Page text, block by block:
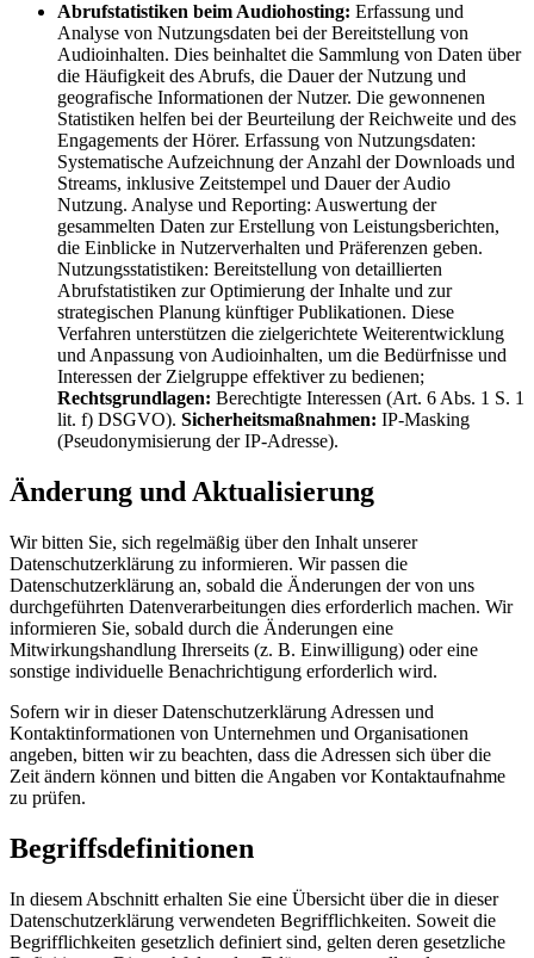
Abrufstatistiken beim Audiohosting: Erfassung und
Analyse von Nutzungsdaten bei der Bereitstellung von
Audioinhalten. Dies beinhaltet die Sammlung von Daten über
die Häufigkeit des Abrufs, die Dauer der Nutzung und
geografische Informationen der Nutzer. Die gewonnenen
Statistiken helfen bei der Beurteilung der Reichweite und des
Engagements der Hörer. Erfassung von Nutzungsdaten:
Systematische Aufzeichnung der Anzahl der Downloads und
Streams, inklusive Zeitstempel und Dauer der Audio
Nutzung. Analyse und Reporting: Auswertung der
gesammelten Daten zur Erstellung von Leistungsberichten,
die Einblicke in Nutzerverhalten und Präferenzen geben.
Nutzungsstatistiken: Bereitstellung von detaillierten
Abrufstatistiken zur Optimierung der Inhalte und zur
strategischen Planung künftiger Publikationen. Diese
Verfahren unterstützen die zielgerichtete Weiterentwicklung
und Anpassung von Audioinhalten, um die Bedürfnisse und
Interessen der Zielgruppe effektiver zu bedienen;
Rechtsgrundlagen: Berechtigte Interessen (Art. 6 Abs. 1 S. 1
lit. f) DSGVO). Sicherheitsmaßnahmen: IP-Masking
(Pseudonymisierung der IP-Adresse).
Änderung und Aktualisierung
Wir bitten Sie, sich regelmäßig über den Inhalt unserer
Datenschutzerklärung zu informieren. Wir passen die
Datenschutzerklärung an, sobald die Änderungen der von uns
durchgeführten Datenverarbeitungen dies erforderlich machen. Wir
informieren Sie, sobald durch die Änderungen eine
Mitwirkungshandlung Ihrerseits (z. B. Einwilligung) oder eine
sonstige individuelle Benachrichtigung erforderlich wird.
Sofern wir in dieser Datenschutzerklärung Adressen und
Kontaktinformationen von Unternehmen und Organisationen
angeben, bitten wir zu beachten, dass die Adressen sich über die
Zeit ändern können und bitten die Angaben vor Kontaktaufnahme
zu prüfen.
Begriffsdefinitionen
In diesem Abschnitt erhalten Sie eine Übersicht über die in dieser
Datenschutzerklärung verwendeten Begrifflichkeiten. Soweit die
Begrifflichkeiten gesetzlich definiert sind, gelten deren gesetzliche